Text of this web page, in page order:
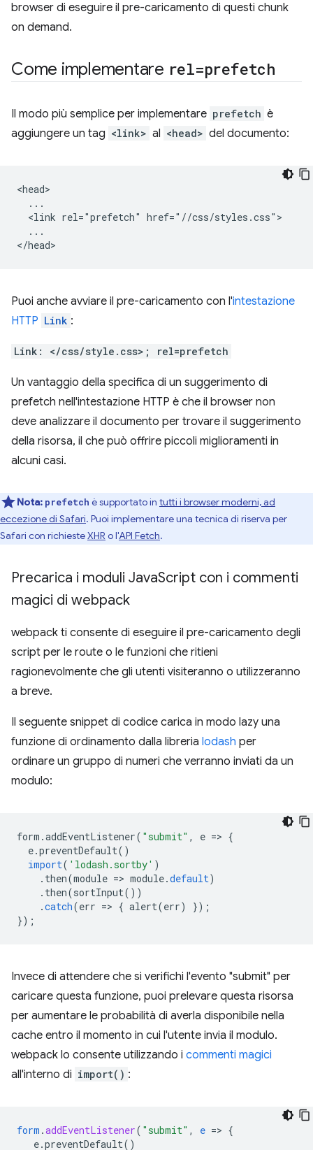
browser di eseguire il pre-caricamento di questi chunk
on demand.
Come implementare rel=prefetch
Il modo più semplice per implementare prefetch è
aggiungere un tag <link> al <head> del documento:
<head>
  ...
  <link rel="prefetch" href="//css/styles.css">
  ...
Puoi anche avviare il pre-caricamento con l'intestazione
HTTP Link :
Link: </css/style.css>; rel=prefetch
Un vantaggio della specifica di un suggerimento di
prefetch nell'intestazione HTTP è che il browser non
deve analizzare il documento per trovare il suggerimento
della risorsa, il che può offrire piccoli miglioramenti in
alcuni casi.
Nota: prefetch è supportato in tutti i browser moderni, ad
eccezione di Safari. Puoi implementare una tecnica di riserva per
Safari con richiesteXHR o l'API Fetch.
Precarica i moduli JavaScript con i commenti
magici di webpack
webpack ti consente di eseguire il pre-caricamento degli
script per le route o le funzioni che ritieni
ragionevolmente che gli utenti visiteranno o utilizzeranno
a breve.
Il seguente snippet di codice carica in modo lazy una
funzione di ordinamento dalla libreria lodash per
ordinare un gruppo di numeri che verranno inviati da un
modulo:
form .addEventListener( "submit" , e => {
e.preventDefault()
import( 'lodash.sortby' )
. then(module => module.default)
. then(sortInput())
.catch(err => { alert(err)
});
});
Invece di attendere che si verifichi l'evento "submit" per
caricare questa funzione, puoi prelevare questa risorsa
per aumentare le probabilità di averla disponibile nella
cache entro il momento in cui l'utente invia il modulo.
webpack lo consente utilizzando i commenti magici
all'interno di import() :
form .addEventListener( "submit" , e => {
e.preventDefault()